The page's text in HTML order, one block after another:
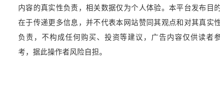
内容的真实性负责，相关数据仅为个人体验。本平台发布目
在于传递更多信息，并不代表本网站赞同其观点和对其真实
负责，不构成任何购买、投资等建议，广告内容仅供读者
考，据此操作者风险自担。